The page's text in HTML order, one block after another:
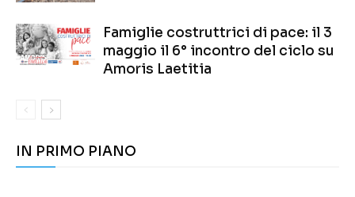
Famiglie costruttrici di pace: il 3
maggio il 6° incontro del ciclo su
Amoris Laetitia
IN PRIMO PIANO